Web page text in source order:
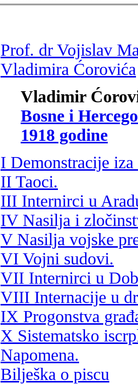
Prof. dr Vojislav
Vladimira Ćorovića
Vladimir
Bosne i
1918 godine
I Demonstracije iza
II Taoci.
III Internirci u
IV Nasilja i
V Nasilja vojske
VI Vojni sudovi.
VII Internirci u
VIII Internacije u
IX Progonstva
X Sistematsko
Napomena.
Bilješka o piscu